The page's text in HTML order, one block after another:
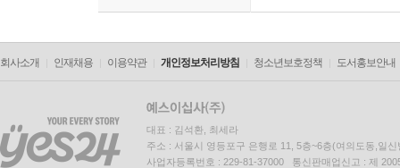
회사소개 인재채용 이용약관 개인정보처리방침 청소년보호정책 도서홍보안내
대표 : 김석환, 최세라
주소 : 서울시 영등포구 은행로 11, 5층~6층(여의도동,일신
사업자등록번호 : 229-81-37000 통신판매업신고 : 제